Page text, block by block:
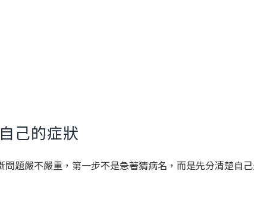
己的症狀
問題嚴不嚴重，第一步不是急著猜病名，而是先分清楚自